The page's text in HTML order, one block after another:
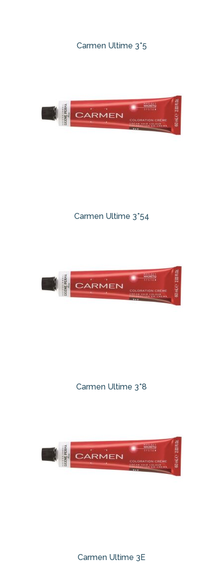
Carmen Ultime 3*5
Carmen Ultime 3*54
Carmen Ultime 3*8
Carmen Ultime 3E